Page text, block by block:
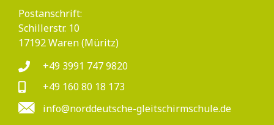
Postanschrift:
Schillerstr. 10
17192 Waren (Müritz)
+49 3991 747 9820
+49 160 80 18 173
info@norddeutsche-gleitschirmschule.de